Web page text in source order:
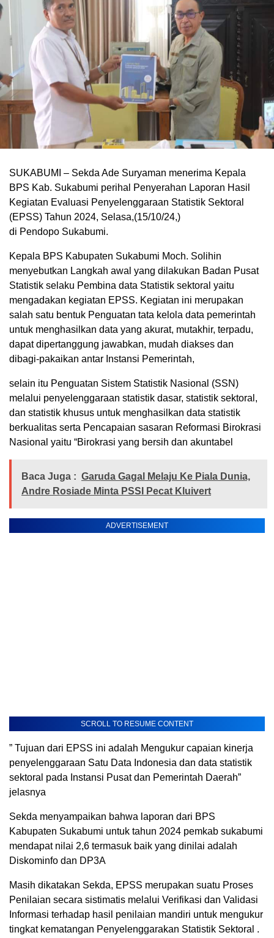
SUKABUMI – Sekda Ade Suryaman menerima Kepala
BPS Kab. Sukabumi perihal Penyerahan Laporan Hasil
Kegiatan Evaluasi Penyelenggaraan Statistik Sektoral
(EPSS) Tahun 2024, Selasa,(15/10/24,)
di Pendopo Sukabumi.
Kepala BPS Kabupaten Sukabumi Moch. Solihin
menyebutkan Langkah awal yang dilakukan Badan Pusat
Statistik selaku Pembina data Statistik sektoral yaitu
mengadakan kegiatan EPSS. Kegiatan ini merupakan
salah satu bentuk Penguatan tata kelola data pemerintah
untuk menghasilkan data yang akurat, mutakhir, terpadu,
dapat dipertanggung jawabkan, mudah diakses dan
dibagi-pakaikan antar Instansi Pemerintah,
selain itu Penguatan Sistem Statistik Nasional (SSN)
melalui penyelenggaraan statistik dasar, statistik sektoral,
dan statistik khusus untuk menghasilkan data statistik
berkualitas serta Pencapaian sasaran Reformasi Birokrasi
Nasional yaitu “Birokrasi yang bersih dan akuntabel
Baca Juga : Garuda Gagal Melaju Ke Piala Dunia,
Andre Rosiade Minta PSSI Pecat Kluivert
ADVERTISEMENT
SCROLL TO RESUME CONTENT
” Tujuan dari EPSS ini adalah Mengukur capaian kinerja
penyelenggaraan Satu Data Indonesia dan data statistik
sektoral pada Instansi Pusat dan Pemerintah Daerah”
jelasnya
Sekda menyampaikan bahwa laporan dari BPS
Kabupaten Sukabumi untuk tahun 2024 pemkab sukabumi
mendapat nilai 2,6 termasuk baik yang dinilai adalah
Diskominfo dan DP3A
Masih dikatakan Sekda, EPSS merupakan suatu Proses
Penilaian secara sistimatis melalui Verifikasi dan Validasi
Informasi terhadap hasil penilaian mandiri untuk mengukur
tingkat kematangan Penyelenggarakan Statistik Sektoral .